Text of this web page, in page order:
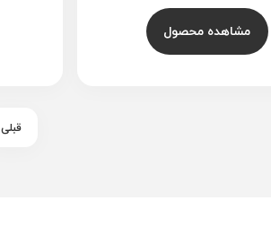
مشاهده محصول
قبلی